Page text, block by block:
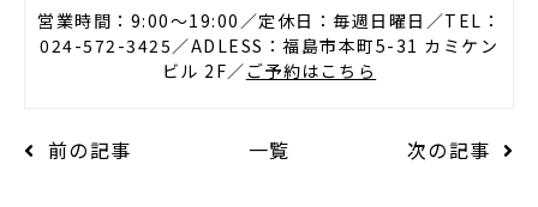
営業時間：9:00〜19:00／定休日：毎週日曜日／TEL：
024-572-3425／ADLESS：福島市本町5-31 カミケン
ビル 2F／ ご予約はこちら
前の記事 一覧 次の記事